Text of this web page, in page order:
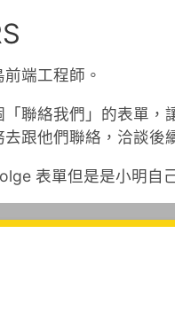
端工程師。
聯絡我們」的表單
跟他們聯絡，洽談後
表單但是是小明自